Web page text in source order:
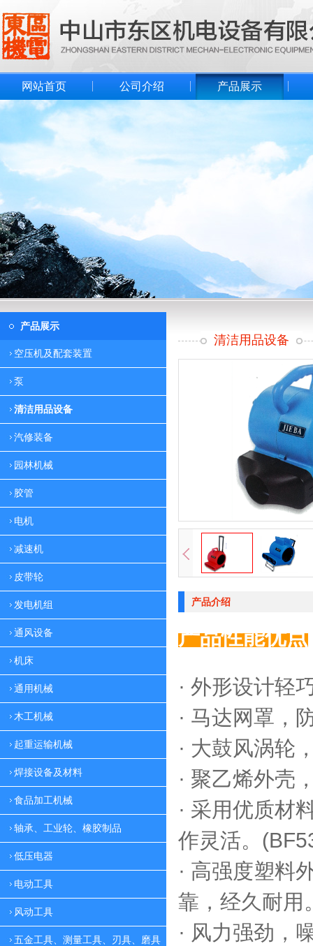
网站首页 公司介绍 产品展示
产品展示
空压机及配套装置
泵
清洁用品设备
汽修装备
园林机械
胶管
电机
减速机
皮带轮
发电机组
通风设备
机床
通用机械
木工机械
起重运输机械
焊接设备及材料
食品加工机械
轴承、工业轮、橡胶制品
低压电器
电动工具
风动工具
五金工具、测量工具、刃具、磨具
清洁用品设备
产品介绍
产品性能优点
· 外形设计轻
· 马达网罩，
· 大鼓风涡轮
· 聚乙烯外壳
· 采用优质材
作灵活。
· 高强度塑料
靠， 经久耐用
· 风力强劲，